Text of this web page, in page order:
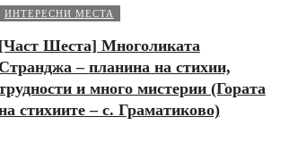
ИНТЕРЕСНИ МЕСТА
[Част Шеста] Многоликата
Странджа – планина на стихии,
и много мистерии (Гората
стихиите – с. Граматиково)